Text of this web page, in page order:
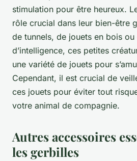
stimulation pour être heureux.
rôle crucial dans leur bien-être
de tunnels, de jouets en bois ou
d’intelligence, ces petites
une variété de jouets pour
Cependant, il est crucial de
ces jouets pour éviter tout
votre animal de compagnie.
Autres accessoires
les gerbilles